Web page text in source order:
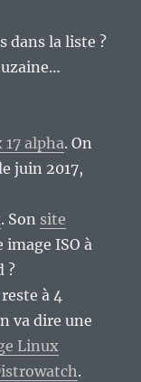
dans la liste ?
17 alpha. On
juin 2017,
. Son site
image ISO à
?
à 4
va dire une
Linux
.